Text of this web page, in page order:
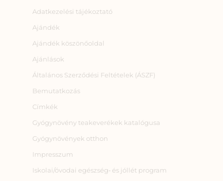
Adatkezelési tájékoztató
Ajándék
Ajándék köszönőoldal
Ajánlások
Általános Szerződési Feltételek (ÁSZF)
Bemutatkozás
Címkék
Gyógynövény teakeverékek katalógusa
Gyógynövények otthon
Impresszum
Iskolai/óvodai egészség‑ és jóllét program